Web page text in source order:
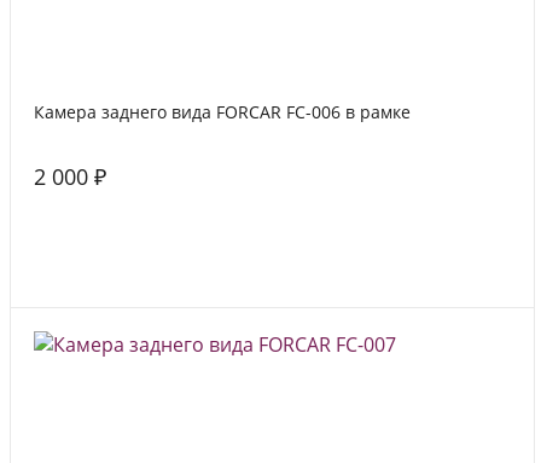
Камера заднего вида FORCAR FC-006 в рамке
2 000 ₽